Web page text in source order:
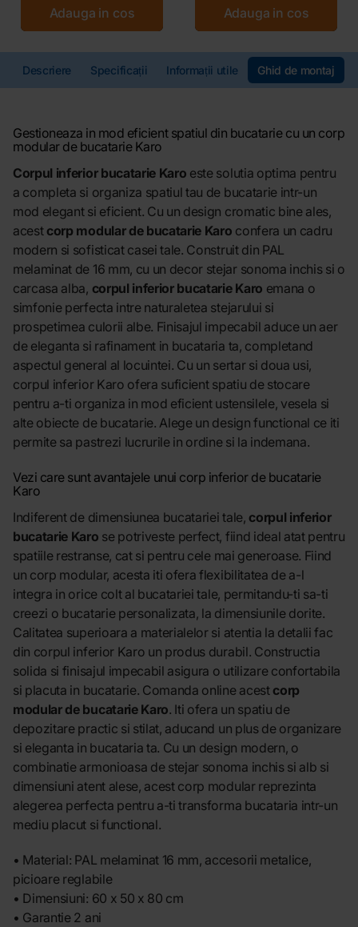
Adauga in cos Adauga in cos
Descriere Specificații Informații utile Ghid de montaj
Gestioneaza in mod eficient spatiul din bucatarie cu un corp
modular de bucatarie Karo
Corpul inferior bucatarie Karo este solutia optima pentru
a completa si organiza spatiul tau de bucatarie intr-un
mod elegant si eficient. Cu un design cromatic bine ales,
acest corp modular de bucatarie Karo confera un cadru
modern si sofisticat casei tale. Construit din PAL
melaminat de 16 mm, cu un decor stejar sonoma inchis si o
carcasa alba, corpul inferior bucatarie Karo emana o
simfonie perfecta intre naturaletea stejarului si
prospetimea culorii albe. Finisajul impecabil aduce un aer
de eleganta si rafinament in bucataria ta, completand
aspectul general al locuintei. Cu un sertar si doua usi,
corpul inferior Karo ofera suficient spatiu de stocare
pentru a-ti organiza in mod eficient ustensilele, vesela si
alte obiecte de bucatarie. Alege un design functional ce iti
permite sa pastrezi lucrurile in ordine si la indemana.
Vezi care sunt avantajele unui corp inferior de bucatarie
Karo
Indiferent de dimensiunea bucatariei tale, corpul inferior
bucatarie Karo se potriveste perfect, fiind ideal atat pentru
spatiile restranse, cat si pentru cele mai generoase. Fiind
un corp modular, acesta iti ofera flexibilitatea de a-l
integra in orice colt al bucatariei tale, permitandu-ti sa-ti
creezi o bucatarie personalizata, la dimensiunile dorite.
Calitatea superioara a materialelor si atentia la detalii fac
din corpul inferior Karo un produs durabil. Constructia
solida si finisajul impecabil asigura o utilizare confortabila
si placuta in bucatarie. Comanda online acest corp
modular de bucatarie Karo. Iti ofera un spatiu de
depozitare practic si stilat, aducand un plus de organizare
si eleganta in bucataria ta. Cu un design modern, o
combinatie armonioasa de stejar sonoma inchis si alb si
dimensiuni atent alese, acest corp modular reprezinta
alegerea perfecta pentru a-ti transforma bucataria intr-un
mediu placut si functional.
• Material: PAL melaminat 16 mm, accesorii metalice,
picioare reglabile
• Dimensiuni: 60 x 50 x 80 cm
• Garantie 2 ani